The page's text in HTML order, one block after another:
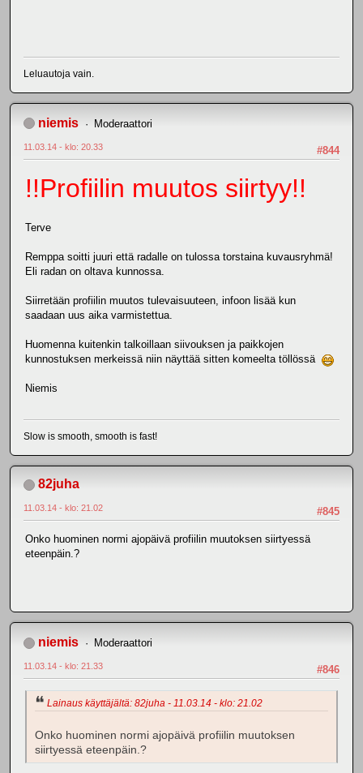
Leluautoja vain.
niemis Moderaattori
#844
11.03.14 - klo: 20.33
!!Profiilin muutos siirtyy!!
Terve
Remppa soitti juuri että radalle on tulossa torstaina kuvausryhmä!
Eli radan on oltava kunnossa.
Siirretään profiilin muutos tulevaisuuteen, infoon lisää kun
saadaan uus aika varmistettua.
Huomenna kuitenkin talkoillaan siivouksen ja paikkojen
kunnostuksen merkeissä niin näyttää sitten komeelta töllössä
Niemis
Slow is smooth, smooth is fast!
82juha
#845
11.03.14 - klo: 21.02
Onko huominen normi ajopäivä profiilin muutoksen siirtyessä
eteenpäin.?
niemis Moderaattori
#846
11.03.14 - klo: 21.33
Lainaus käyttäjältä: 82juha - 11.03.14 - klo: 21.02
Onko huominen normi ajopäivä profiilin muutoksen
siirtyessä eteenpäin.?